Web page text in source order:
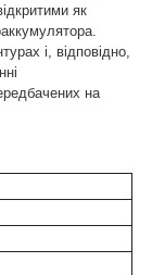
як
і, відповідно,
на